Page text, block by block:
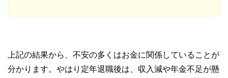
上記の結果から、不安の多くはお金に関係していることが
分かります。やはり定年退職後は、収入減や年金不足が懸